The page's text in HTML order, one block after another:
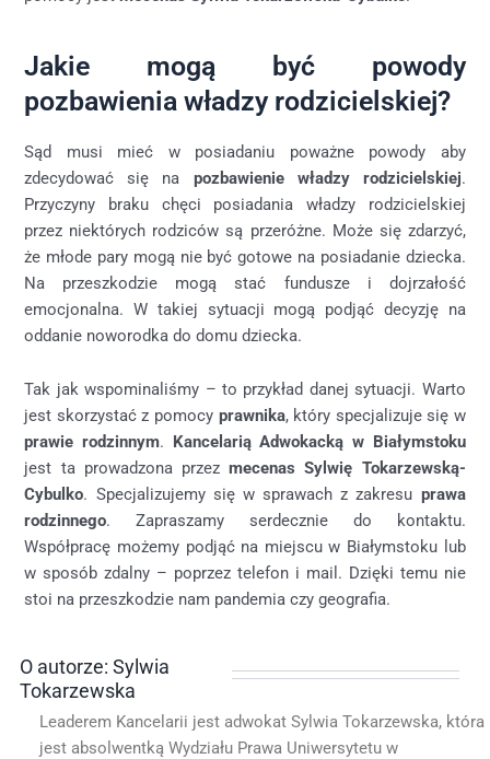
Jakie mogą być powody
pozbawienia władzy rodzicielskiej?
Sąd musi mieć w posiadaniu poważne powody aby
zdecydować się na pozbawienie władzy rodzicielskiej.
Przyczyny braku chęci posiadania władzy rodzicielskiej
przez niektórych rodziców są przeróżne. Może się zdarzyć,
że młode pary mogą nie być gotowe na posiadanie dziecka.
Na przeszkodzie mogą stać fundusze i dojrzałość
emocjonalna. W takiej sytuacji mogą podjąć decyzję na
oddanie noworodka do domu dziecka.
Tak jak wspominaliśmy – to przykład danej sytuacji. Warto
jest skorzystać z pomocy prawnika, który specjalizuje się w
prawie rodzinnym. Kancelarią Adwokacką w Białymstoku
jest ta prowadzona przezmecenas Sylwię Tokarzewską-
Cybulko. Specjalizujemy się w sprawach z zakresu prawa
rodzinnego. Zapraszamy serdecznie do kontaktu.
Współpracę możemy podjąć na miejscu w Białymstoku lub
w sposób zdalny – poprzez telefon i mail. Dzięki temu nie
stoi na przeszkodzie nam pandemia czy geografia.
O autorze: Sylwia
Tokarzewska
Leaderem Kancelarii jest adwokat Sylwia Tokarzewska, która
jest absolwentką Wydziału Prawa Uniwersytetu w